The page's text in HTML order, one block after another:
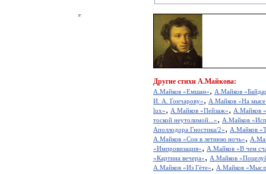
Другие стихи А.Майкова:
А.Майков «Емшан», А.Майков
И. А. Гончарову», А.Майков «На мысе
lux», А.Майков «Пейзаж», А.Майков
тоской неутолимой...», А.Майков
Аполлодора Гностика/2», А.Майков
А.Майков «Сон в летнюю ночь»,
«Импровизация», А.Майков «В чем
«Картина вечера», А.Майков
А.Майков «Из Гёте», А.Майков